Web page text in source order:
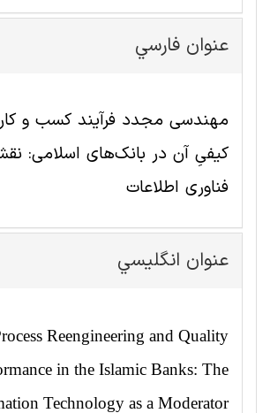
عنوان فارسي
مهندسی مجدد فرآیند کسب و کار
کیفیِ آن در بانک‌های اسلامی:
فناوری اطلاعات
عنوان انگليسي
Reengineering and Quality
in the Islamic Banks: The
Technology as a Moderator